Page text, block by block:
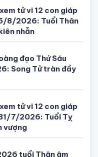
tử vi 12 con giáp
8/2026: Tuổi Thân
nhẫn
đạo Thứ Sáu
Song Tử tràn đầy
tử vi 12 con giáp
7/2026: Tuổi Tỵ